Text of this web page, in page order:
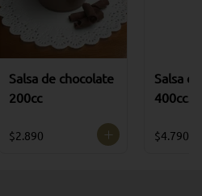
Salsa de chocolate
200cc
$2.890
Salsa
400cc
$4.790